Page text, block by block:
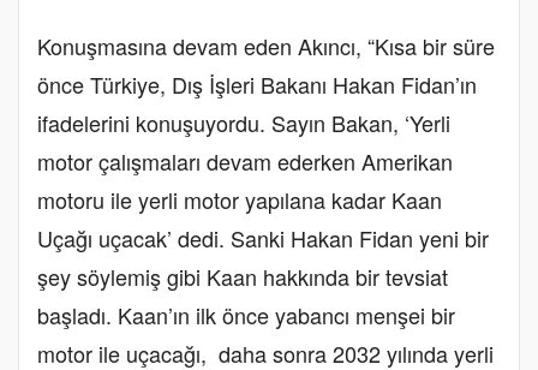
Konuşmasına devam eden Akıncı, “Kısa bir süre
önce Türkiye, Dış İşleri Bakanı Hakan Fidan’ın
ifadelerini konuşuyordu. Sayın Bakan, ‘Yerli
motor çalışmaları devam ederken Amerikan
motoru ile yerli motor yapılana kadar Kaan
Uçağı uçacak’ dedi. Sanki Hakan Fidan yeni bir
şey söylemiş gibi Kaan hakkında bir tevsiat
başladı. Kaan’ın ilk önce yabancı menşei bir
motor ile uçacağı, daha sonra 2032 yılında yerli